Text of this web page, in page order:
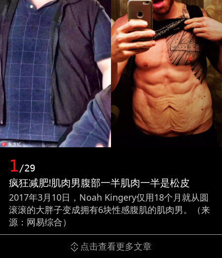
1/29
疯狂减肥!肌肉男腹部一半肌肉一半是松皮
2017年3月10日，Noah Kingery仅用18个月就从圆
滚滚的大胖子变成拥有6块性感腹肌的肌肉男。（来
源：网易综合）
点击查看更多文章